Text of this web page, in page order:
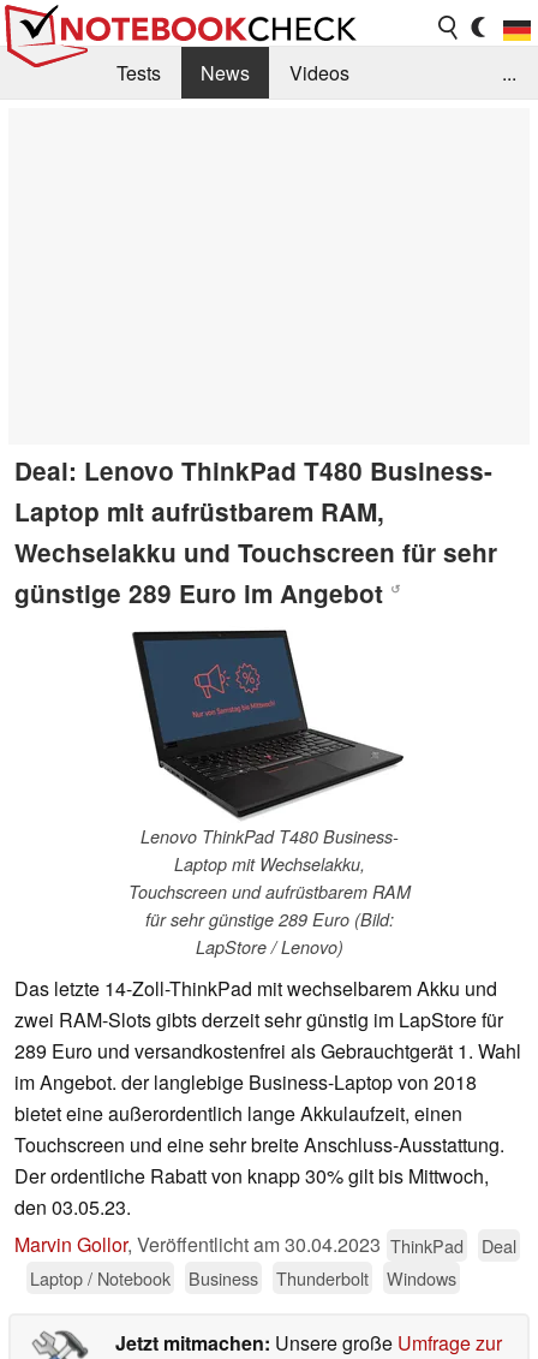
Tests News
Videos
...
Deal: Lenovo ThinkPad T480 Business-
Laptop mit aufrüstbarem RAM,
Wechselakku und Touchscreen für sehr
günstige 289 Euro im Angebot ↺
Lenovo ThinkPad T480 Business-
Laptop mit Wechselakku,
Touchscreen und aufrüstbarem RAM
für sehr günstige 289 Euro (Bild:
LapStore / Lenovo)
Das letzte 14-Zoll-ThinkPad mit wechselbarem Akku und
zwei RAM-Slots gibts derzeit sehr günstig im LapStore für
289 Euro und versandkostenfrei als Gebrauchtgerät 1. Wahl
im Angebot. der langlebige Business-Laptop von 2018
bietet eine außerordentlich lange Akkulaufzeit, einen
Touchscreen und eine sehr breite Anschluss-Ausstattung.
Der ordentliche Rabatt von knapp 30% gilt bis Mittwoch,
den 03.05.23.
Marvin Gollor, Veröffentlicht am30.04.2023 ThinkPad
Deal
Laptop / Notebook
Business Thunderbolt Windows
Jetzt mitmachen: Unsere große Umfrage zur